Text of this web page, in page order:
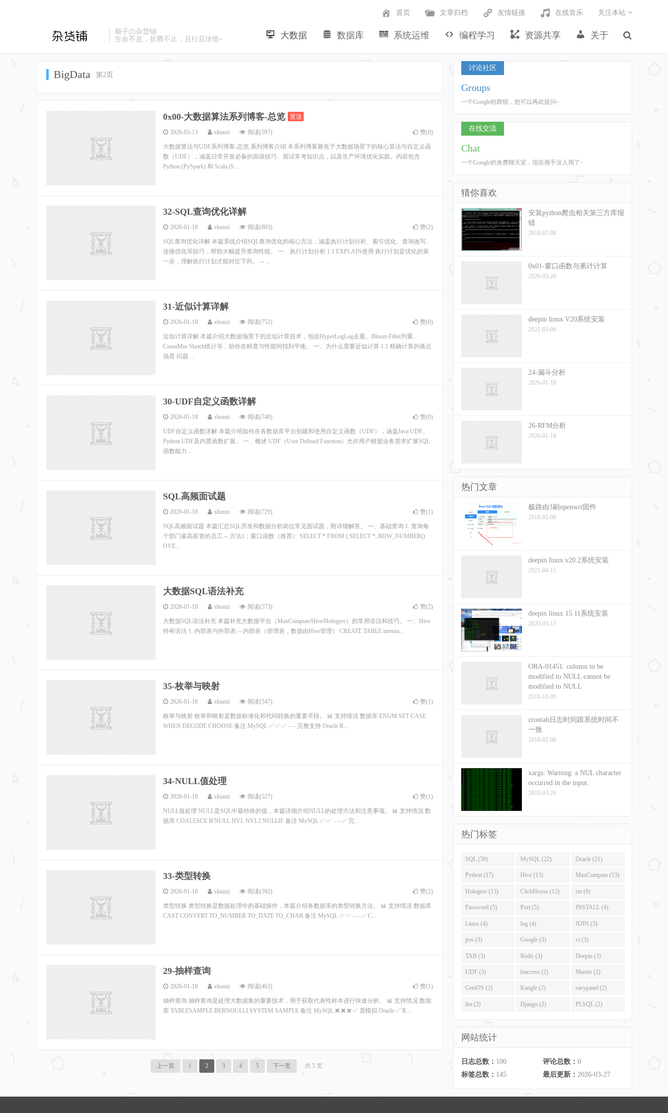
顺子の杂货铺
生命不息，折腾不止，且行且珍惜~
大数据 数据库 系统运维 编程学习 资源共享 关于
首页 文章归档 友情链接 在线音乐 关注本站
BigData 第2页
0x00-大数据算法系列博客-总览 置顶
2026-03-13 shunzi 阅读(597) 赞(0)
大数据算法与UDF系列博客-总览 系列博客介绍 本系列博客聚焦于大数据场景下的核心算法与自定义函
数（UDF），涵盖日常开发必备的高级技巧、面试常考知识点，以及生产环境优化实践。内容包含
Python (PySpark) 和 Scala (S...
32-SQL查询优化详解
2026-01-18 shunzi 阅读(803) 赞(2)
SQL查询优化详解 本篇系统介绍SQL查询优化的核心方法，涵盖执行计划分析、索引优化、查询改写、
连接优化等技巧，帮助大幅提升查询性能。 一、执行计划分析 1.1 EXPLAIN使用 执行计划是优化的第
一步，理解执行计划才能对症下药。 -- ...
31-近似计算详解
2026-01-18 shunzi 阅读(752) 赞(0)
近似计算详解 本篇介绍大数据场景下的近似计算技术，包括HyperLogLog去重、Bloom Filter判重、
CountMin Sketch统计等，助你在精度与性能间找到平衡。 一、为什么需要近似计算 1.1 精确计算的痛点
场景 问题 ...
30-UDF自定义函数详解
2026-01-18 shunzi 阅读(740) 赞(0)
UDF自定义函数详解 本篇介绍如何在各数据库平台创建和使用自定义函数（UDF），涵盖Java UDF、
Python UDF及内置函数扩展。 一、概述 UDF（User Defined Function）允许用户根据业务需求扩展SQL
函数能力...
SQL高频面试题
2026-01-18 shunzi 阅读(729) 赞(1)
SQL高频面试题 本篇汇总SQL开发和数据分析岗位常见面试题，附详细解答。 一、基础查询 1. 查询每
个部门最高薪资的员工 -- 方法1：窗口函数（推荐） SELECT * FROM ( SELECT *, ROW_NUMBER()
OVE...
大数据SQL语法补充
2026-01-18 shunzi 阅读(573) 赞(2)
大数据SQL语法补充 本篇补充大数据平台（MaxCompute/Hive/Hologres）的常用语法和技巧。 一、Hive
特有语法 1. 内部表与外部表 -- 内部表（管理表，数据由Hive管理） CREATE TABLE interna...
35-枚举与映射
2026-01-18 shunzi 阅读(547) 赞(1)
枚举与映射 枚举和映射是数据标准化和代码转换的重要手段。 📊 支持情况 数据库 ENUM SET CASE
WHEN DECODE CHOOSE 备注 MySQL ✅ ✅ ✅ – – 完整支持 Oracle R...
34-NULL值处理
2026-01-18 shunzi 阅读(527) 赞(1)
NULL值处理 NULL是SQL中最特殊的值，本篇详细介绍NULL的处理方法和注意事项。 📊 支持情况 数
据库 COALESCE IFNULL NVL NVL2 NULLIF 备注 MySQL ✅ ✅ – – ✅ 完...
33-类型转换
2026-01-18 shunzi 阅读(592) 赞(2)
类型转换 类型转换是数据处理中的基础操作，本篇介绍各数据库的类型转换方法。 📊 支持情况 数据库
CAST CONVERT TO_NUMBER TO_DATE TO_CHAR 备注 MySQL ✅ ✅ – – ✅ C...
29-抽样查询
2026-01-18 shunzi 阅读(463) 赞(1)
抽样查询 抽样查询是处理大数据集的重要技术，用于获取代表性样本进行快速分析。 📊 支持情况 数据
库 TABLESAMPLE BERNOULLI SYSTEM SAMPLE 备注 MySQL ❌ ❌ ❌ ✅ 需模拟 Oracle ✅ R...
上一页 1 2 3 4 5 下一页 共 5 页
讨论社区
Groups
一个Google的群组，您可以再此提问~
在线交流
Chat
一个Google的免费聊天室，现在视乎没人用了~
猜你喜欢
安装python爬虫相关第三方库报
错
2018-02-08
0x01-窗口函数与累计计算
2026-03-20
deepin linux V20系统安装
2021-03-06
24-漏斗分析
2026-01-18
26-RFM分析
2026-01-18
热门文章
极路由3刷openwrt固件
2018-02-08
deepin linux v20.2系统安装
2021-04-11
deepin linux 15.11系统安装
2020-03-15
ORA-01451: column to be
modified to NULL cannot be
modified to NULL
2018-11-09
crontab日志时间跟系统时间不
一致
2018-02-08
xargs: Warning: a NUL character
occurred in the input.
2019-03-26
热门标签
SQL (50) MySQL (22) Oracle (21)
Python (17) Hive (13) MaxCompute (13)
Hologres (13) ClickHouse (12) rm (6)
Password (5) Port (5) INSTALL (4)
Linux (4) log (4) JOIN (3)
pos (3) Google (3) vi (3)
TAB (3) Redis (3) Deepin (3)
UDF (3) htaccess (2) Master (2)
CentOS (2) Kangle (2) easypanel (2)
list (2) Django (2) PLSQL (2)
网站统计
日志总数： 100 评论总数： 0
标签总数： 145 最后更新： 2026-03-27